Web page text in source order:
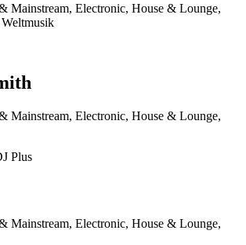
Mainstream, Electronic, House & Lounge,
Mainstream, Electronic, House & Lounge,
Plus
Mainstream, Electronic, House & Lounge,